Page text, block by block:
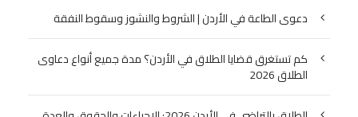
دعوى الطاعة في الأردن | الشروط والنشوز وسقوط النفقة
كم تستغرق قضايا الطلاق في الأردن؟ مدة جميع أنواع دعاوى
الطلاق 2026